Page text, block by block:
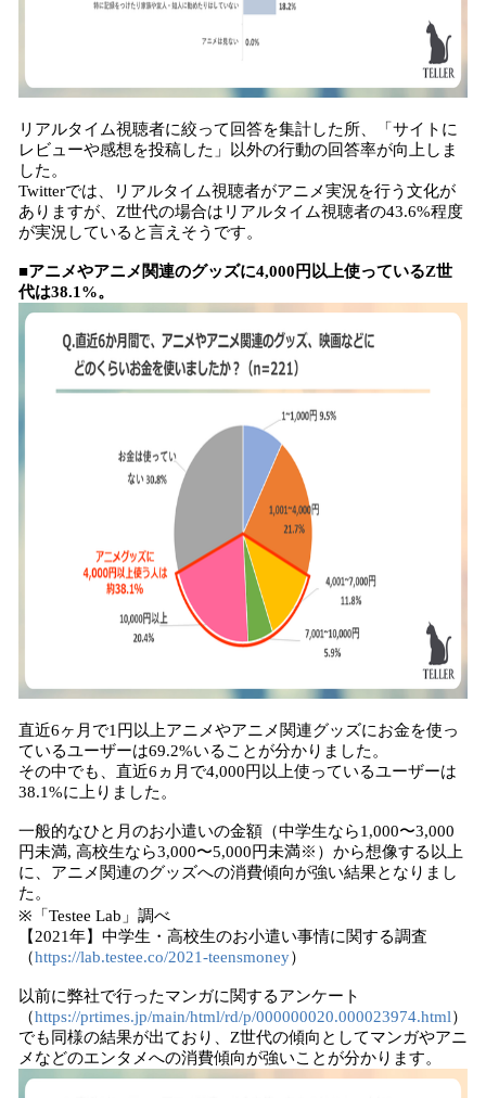
リアルタイム視聴者に絞って回答を集計した所、「サイトに
レビューや感想を投稿した」以外の行動の回答率が向上しま
した。
Twitterでは、リアルタイム視聴者がアニメ実況を行う文化が
ありますが、Z世代の場合はリアルタイム視聴者の43.6%程度
が実況していると言えそうです。
■アニメやアニメ関連のグッズに4,000円以上使っているZ世
代は38.1%。
直近6ヶ月で1円以上アニメやアニメ関連グッズにお金を使っ
ているユーザーは69.2%いることが分かりました。
その中でも、直近6ヵ月で4,000円以上使っているユーザーは
38.1%に上りました。
一般的なひと月のお小遣いの金額（中学生なら1,000〜3,000
円未満, 高校生なら3,000〜5,000円未満※）から想像する以上
に、アニメ関連のグッズへの消費傾向が強い結果となりまし
た。
※「Testee Lab」調べ
【2021年】中学生・高校生のお小遣い事情に関する調査
（https://lab.testee.co/2021-teensmoney）
以前に弊社で行ったマンガに関するアンケート
（https://prtimes.jp/main/html/rd/p/000000020.000023974.html）
でも同様の結果が出ており、Z世代の傾向としてマンガやアニ
メなどのエンタメへの消費傾向が強いことが分かります。